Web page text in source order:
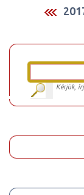
Kérjük,